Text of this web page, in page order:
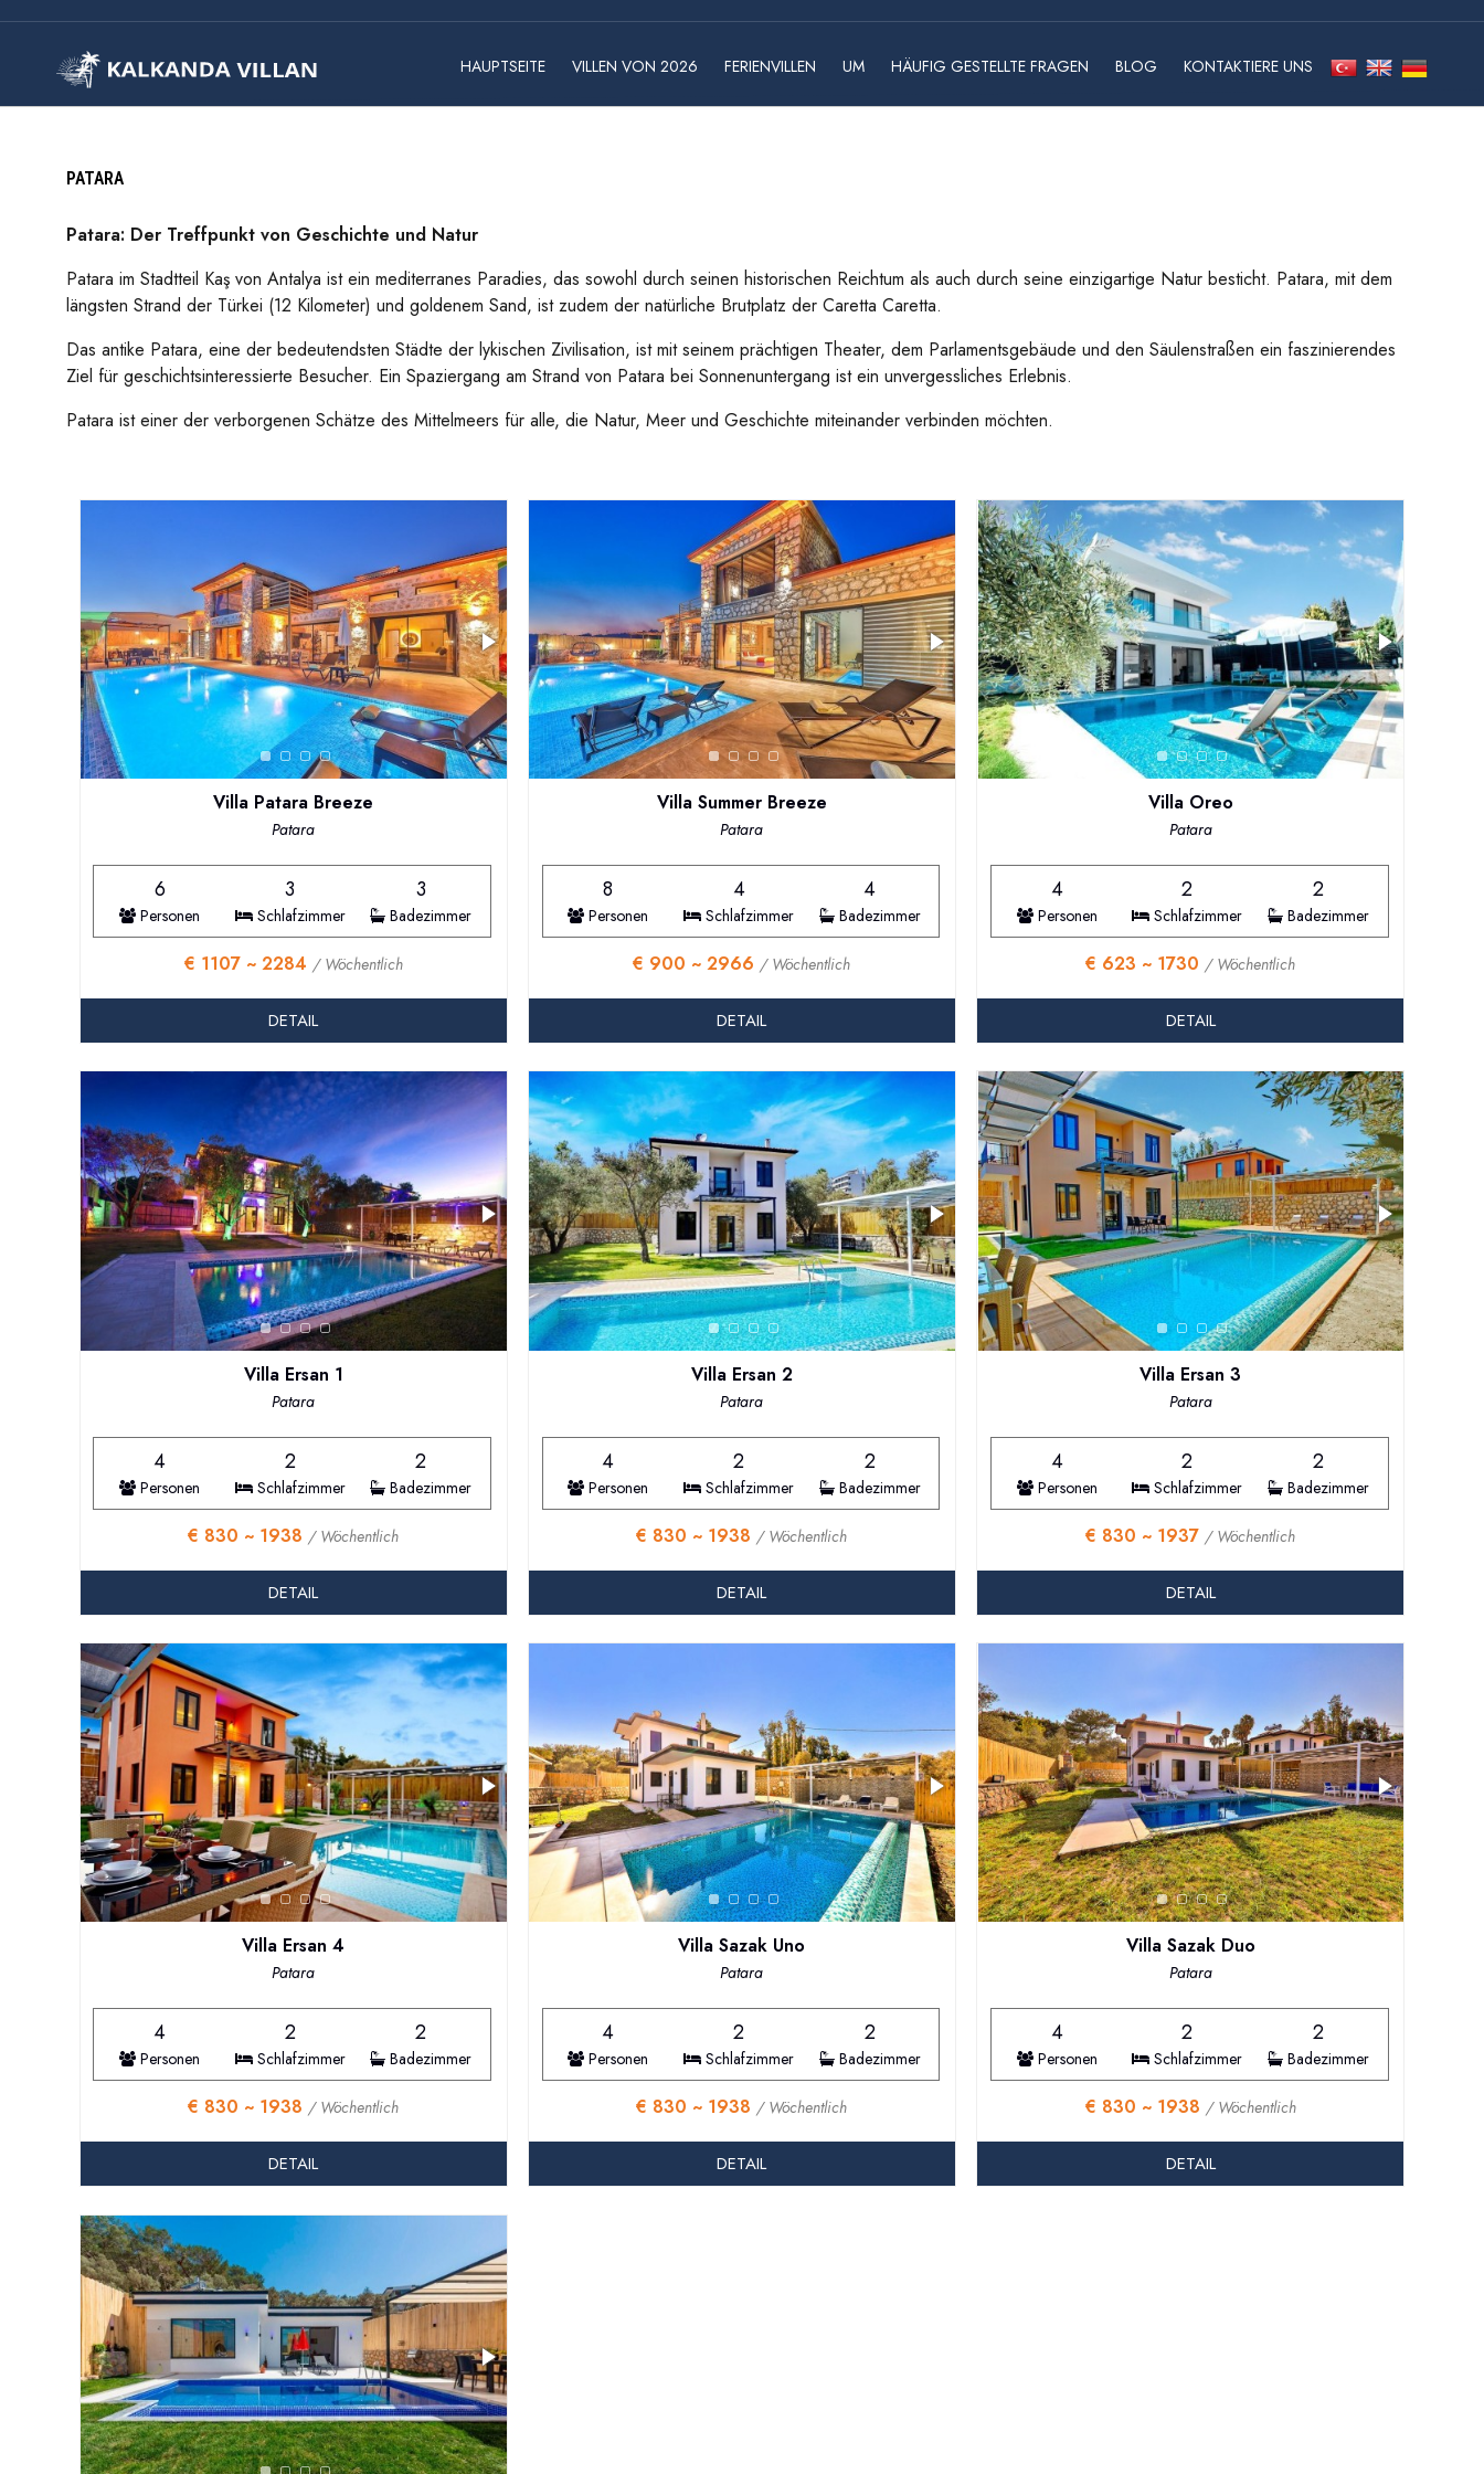
HAUPTSEITE VILLEN VON 2026 FERIENVILLEN UM HÄUFIG GESTELLTE FRAGEN BLOG KONTAKTIERE UNS
PATARA
Patara: Der Treffpunkt von Geschichte und Natur
Patara im Stadtteil Kaş von Antalya ist ein mediterranes Paradies, das sowohl durch seinen historischen Reichtum als auch durch seine einzigartige Natur besticht. Patara, mit dem
längsten Strand der Türkei (12 Kilometer) und goldenem Sand, ist zudem der natürliche Brutplatz der Caretta Caretta.
Das antike Patara, eine der bedeutendsten Städte der lykischen Zivilisation, ist mit seinem prächtigen Theater, dem Parlamentsgebäude und den Säulenstraßen ein faszinierendes
Ziel für geschichtsinteressierte Besucher. Ein Spaziergang am Strand von Patara bei Sonnenuntergang ist ein unvergessliches Erlebnis.
Patara ist einer der verborgenen Schätze des Mittelmeers für alle, die Natur, Meer und Geschichte miteinander verbinden möchten.
Villa Patara Breeze
Patara
6
Personen
3
Schlafzimmer
3
Badezimmer
€ 1107 ~ 2284 / Wöchentlich
DETAIL
Villa Summer Breeze
Patara
8
Personen
4
Schlafzimmer
4
Badezimmer
€ 900 ~ 2966 / Wöchentlich
DETAIL
Villa Oreo
Patara
4
Personen
2
Schlafzimmer
2
Badezimmer
€ 623 ~ 1730 / Wöchentlich
DETAIL
Villa Ersan 1
Patara
4
Personen
2
Schlafzimmer
2
Badezimmer
€ 830 ~ 1938 / Wöchentlich
DETAIL
Villa Ersan 2
Patara
4
Personen
2
Schlafzimmer
2
Badezimmer
€ 830 ~ 1938 / Wöchentlich
DETAIL
Villa Ersan 3
Patara
4
Personen
2
Schlafzimmer
2
Badezimmer
€ 830 ~ 1937 / Wöchentlich
DETAIL
Villa Ersan 4
Patara
4
Personen
2
Schlafzimmer
2
Badezimmer
€ 830 ~ 1938 / Wöchentlich
DETAIL
Villa Sazak Uno
Patara
4
Personen
2
Schlafzimmer
2
Badezimmer
€ 830 ~ 1938 / Wöchentlich
DETAIL
Villa Sazak Duo
Patara
4
Personen
2
Schlafzimmer
2
Badezimmer
€ 830 ~ 1938 / Wöchentlich
DETAIL